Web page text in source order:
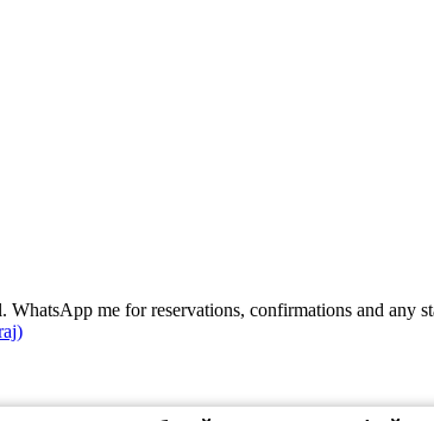
me for reservations, confirmations and any